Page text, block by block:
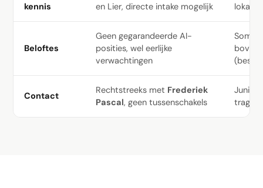
kennis
en Lier, directe intake mogelijk
lokale
Beloftes
Geen gegarandeerde AI-
posities, wel eerlijke
verwachtingen
Soms
Contact
Rechtstreeks met Frederiek
Pascal, geen tussenschakels
Junior